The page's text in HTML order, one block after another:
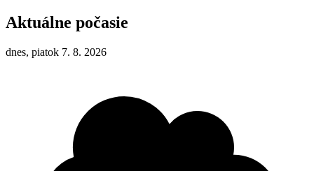
Aktuálne počasie
dnes, piatok 7. 8. 2026